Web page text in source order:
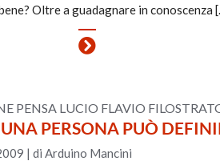
Oltre a guadagnare in conoscenza
PENSA LUCIO FLAVIO
PERSONA PUÒ
| di Arduino Mancini